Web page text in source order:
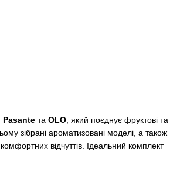
Pasante та OLO, який поєднує фруктові та
зібрані ароматизовані моделі, а також
відчуттів. Ідеальний комплект